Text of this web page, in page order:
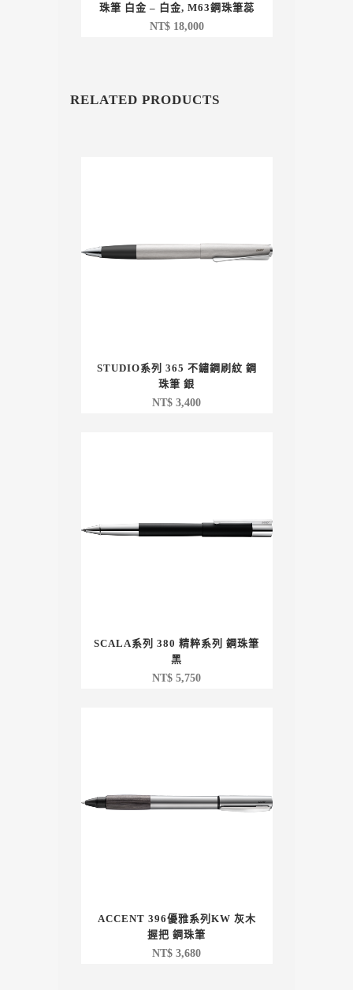
珠筆 白金 – 白金, M63鋼珠筆蕊
NT$18,000
RELATED PRODUCTS
STUDIO系列 365 不鏽鋼刷紋 鋼
珠筆 銀
NT$ 3,400
SCALA系列 380 精粹系列 鋼珠筆
黑
NT$ 5,750
ACCENT 396優雅系列KW 灰木
握把 鋼珠筆
NT$ 3,680